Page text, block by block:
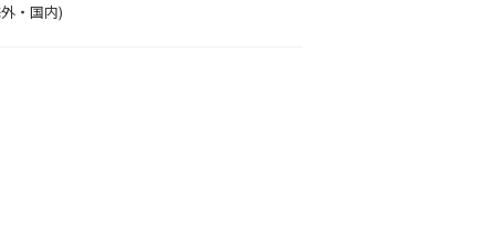
・国内)